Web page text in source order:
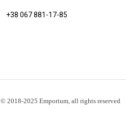
+38 067 881-17-85
© 2018-2025 Emporium, all rights reserved